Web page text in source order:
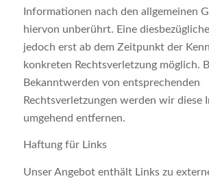
Informationen nach den allgemeinen
hiervon unberührt. Eine
jedoch erst ab dem Zeitpunkt der
konkreten Rechtsverletzung möglich.
Bekanntwerden von entsprechenden
Rechtsverletzungen werden wir diese
umgehend entfernen.
Haftung für Links
Unser Angebot enthält Links zu